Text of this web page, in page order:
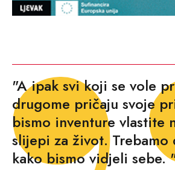
"A ipak svi koji se vole
drugome pričaju svoje
bismo inventure vlastite
slijepi za život. Trebamo
kako bismo vidjeli sebe.